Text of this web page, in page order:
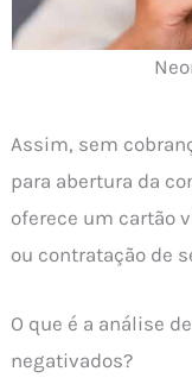
Assim, sem
para abertura da
oferece um cartão
ou contratação de
O que é a análise
negativados?